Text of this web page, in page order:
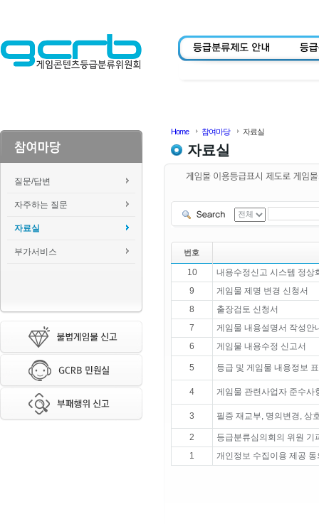
질문/답변
자주하는 질문
자료실
부가서비스
Home 참여마당 자료실
자료실
번호
10
내용수정신고 시스템 정상
9
게임물 제명 변경 신청서
8
출장검토 신청서
7
게임물 내용설명서 작성안
6
게임물 내용수정 신고서
5 등급 및 게임물 내용정보
4 게임물 관련사업자 준수사
3 필증 재교부, 명의변경, 상
2
등급분류심의회의 위원 기
1
개인정보 수집이용 제공 동